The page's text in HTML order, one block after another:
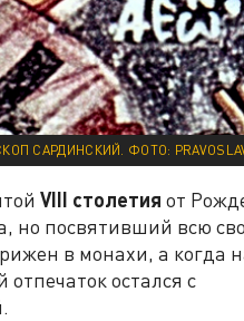
САРДИНСКИЙ. ФОТО:
VIII столетия от
но посвятивший всю
в монахи, а когда
отпечаток остался с